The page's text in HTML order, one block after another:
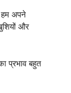
अपने
और
प्रभाव बहुत